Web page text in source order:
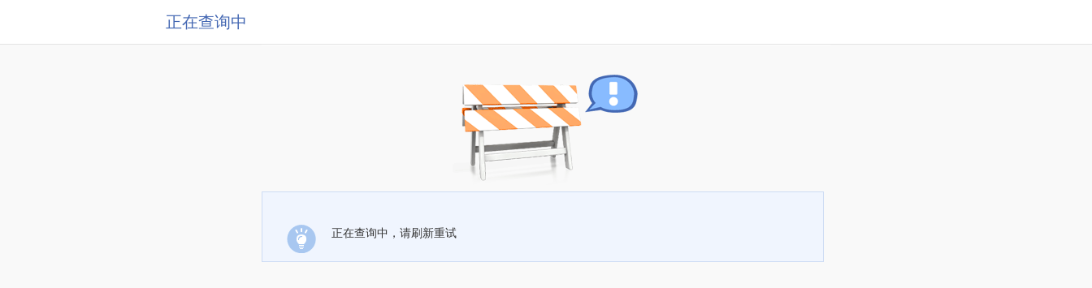
正在查询中
正在查询中，请刷新重试